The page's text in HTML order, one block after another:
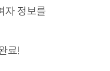
자 정보를
료!